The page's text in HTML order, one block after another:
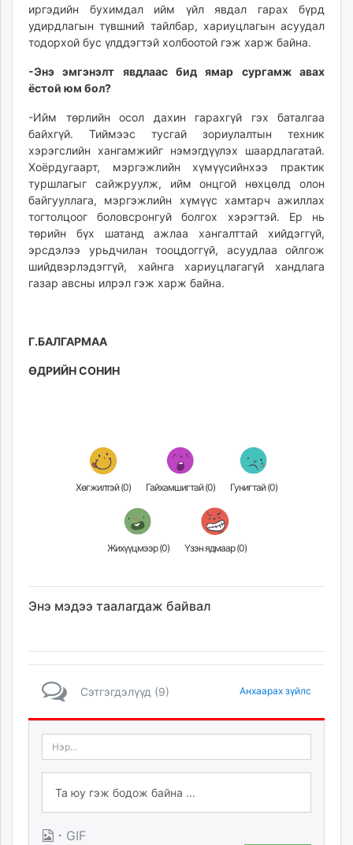
иргэдийн бухимдал ийм үйл явдал гарах бүрд
удирдлагын түвшний тайлбар, хариуцлагын асуудал
тодорхой бус үлддэгтэй холбоотой гэж харж байна.
-Энэ эмгэнэлт явдлаас бид ямар сургамж авах
ёстой юм бол?
-Ийм төрлийн осол дахин гарахгүй гэх баталгаа
байхгүй. Тиймээс тусгай зориулалтын техник
хэрэгслийн хангамжийг нэмэгдүүлэх шаардлагатай.
Хоёрдугаарт, мэргэжлийн хүмүүсийнхээ практик
туршлагыг сайжруулж, ийм онцгой нөхцөлд олон
байгууллага, мэргэжлийн хүмүүс хамтарч ажиллах
тогтолцоог боловсронгуй болгох хэрэгтэй. Ер нь
төрийн бүх шатанд ажлаа хангалттай хийдэггүй,
эрсдэлээ урьдчилан тооцдоггүй, асуудлаа ойлгож
шийдвэрлэдэггүй, хайнга хариуцлагагүй хандлага
газар авсны илрэл гэж харж байна.
Г.БАЛГАРМАА
ӨДРИЙН СОНИН
Хөгжилтэй (0) Гайхамшигтай (0) Гунигтай (0)
Жихүүцмээр (0) Үзэн ядмаар (0)
Энэ мэдээ таалагдаж байвал
Сэтгэгдэлүүд (9) Анхаарах зүйлс
· GIF